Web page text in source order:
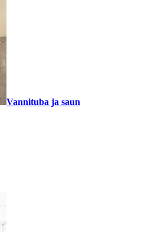
Vannituba ja saun